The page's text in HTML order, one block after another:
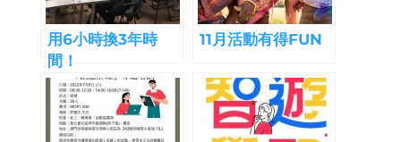
用6小時換3年時
間！
11月活動有得FUN